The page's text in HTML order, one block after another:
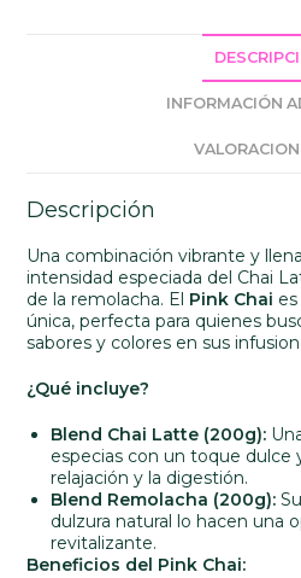
INFORMACIÓN
Descripción
Una combinación vibrante y
intensidad especiada del Chai
de la remolacha. El Pink Chai
única, perfecta para quienes
sabores y colores en sus
¿Qué incluye?
Blend Chai Latte (200g):
especias con un toque dulce
relajación y la digestión.
Blend Remolacha (200g):
dulzura natural lo hacen una
revitalizante.
Beneficios del Pink Chai: